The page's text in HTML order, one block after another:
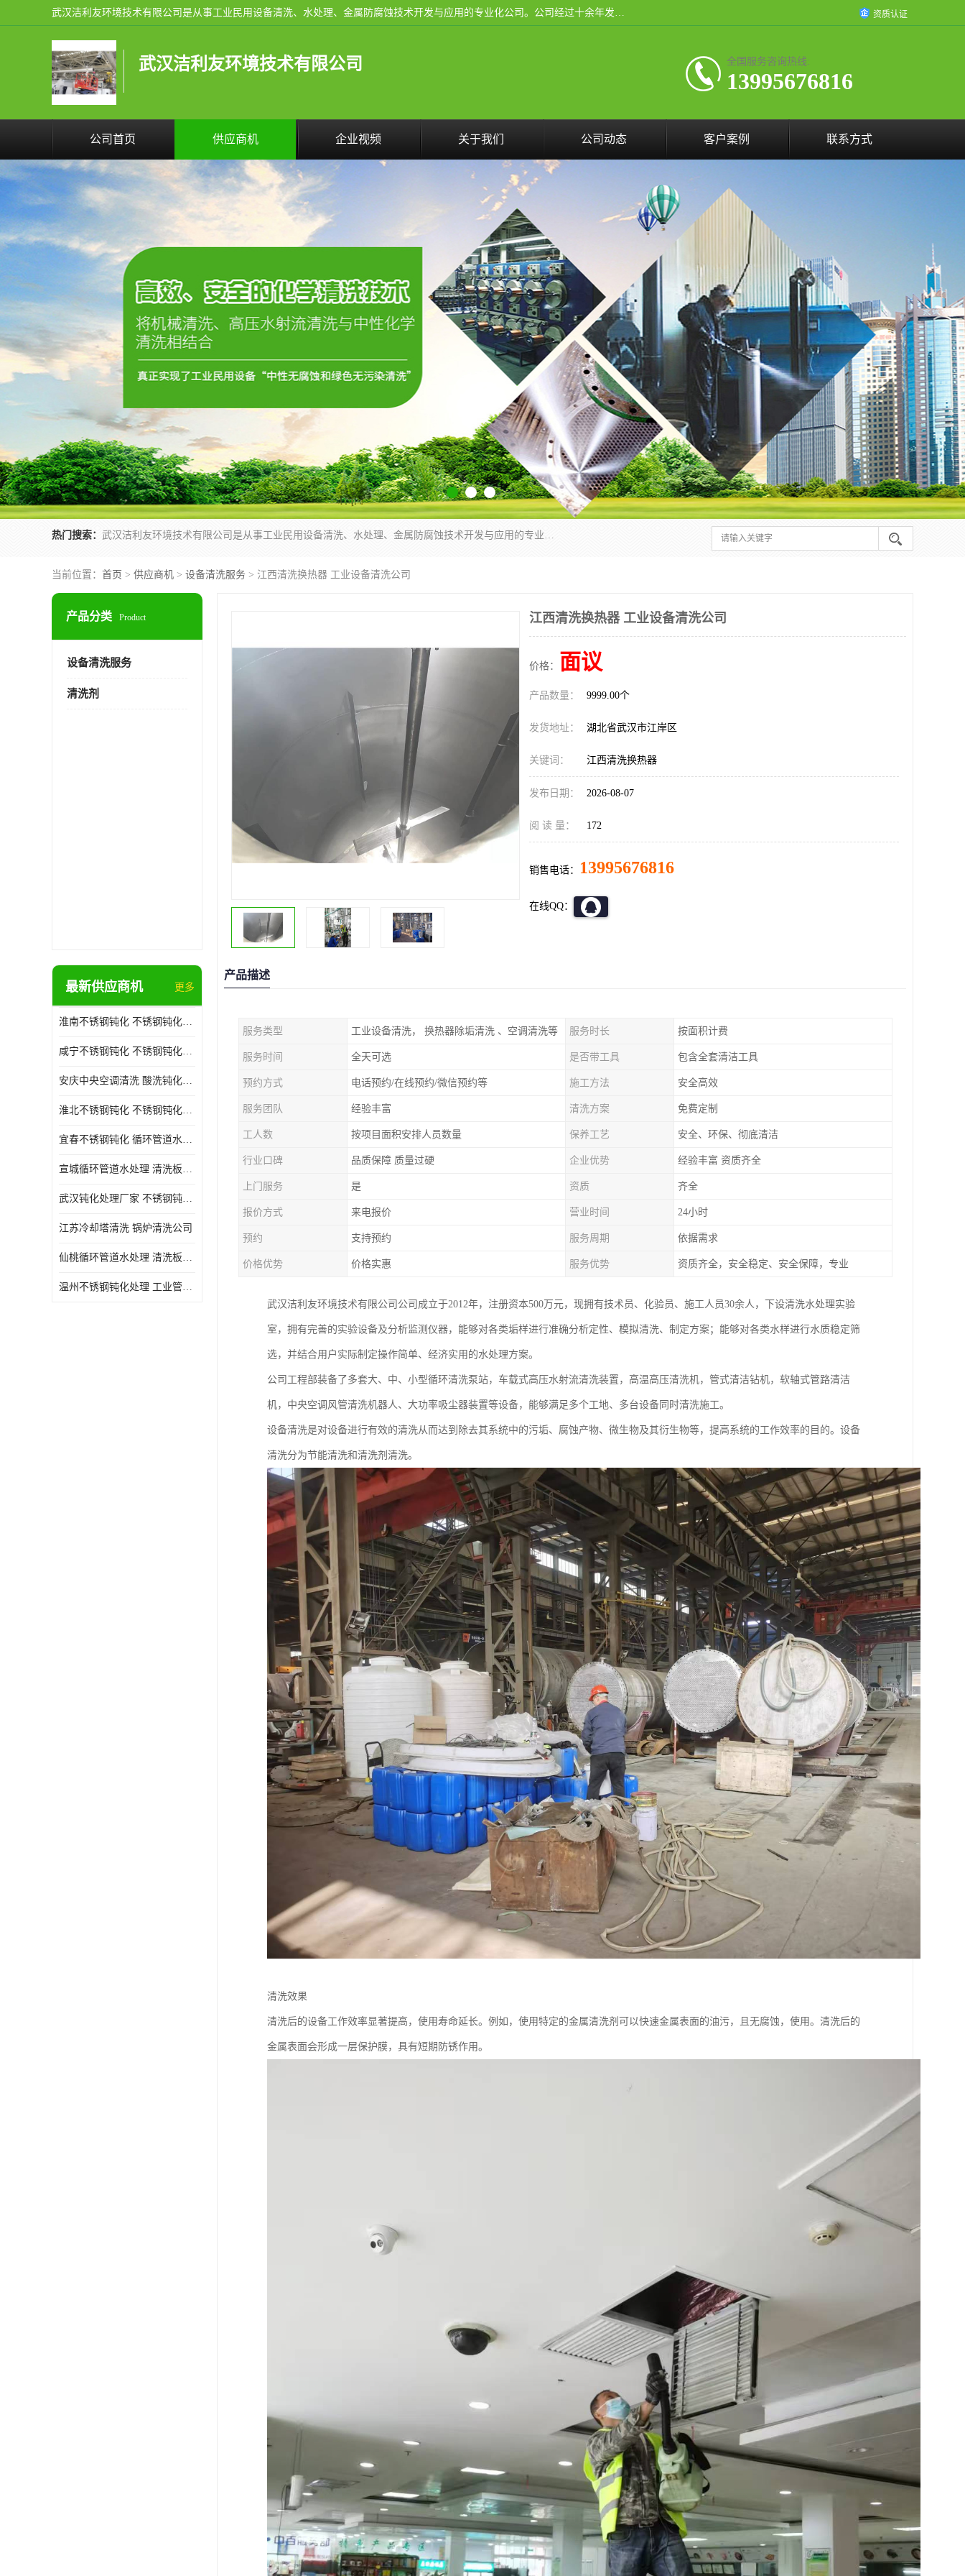
武汉洁利友环境技术有限公司是从事工业民用设备清洗、水处理、金属防腐蚀技术开发与应用的专业化公司。公司经过十余年发展积累了丰富的清洗经验，服务过的客户达到500余家，清洗的各类工业设备共计3000余台。 资质认证
武汉洁利友环境技术有限公司 全国服务咨询热线:
13995676816
公司首页 供应商机 企业视频 关于我们 公司动态 客户案例 联系方式
热门搜索： 武汉洁利友环境技术有限公司是从事工业民用设备清洗、水处理、金属防腐蚀技术开发与应用的专业化公司。公司经过十余年发展积累了丰富的清洗经验，服务过的客户达到500余家，清洗的各类工业设备共计3000余台。
当前位置： 首页 > 供应商机 > 设备清洗服务 > 江西清洗换热器 工业设备清洗公司
产品分类 Product
设备清洗服务
清洗剂
最新供应商机 更多
淮南不锈钢钝化 不锈钢钝化公司
咸宁不锈钢钝化 不锈钢钝化处理公司
安庆中央空调清洗 酸洗钝化公司
淮北不锈钢钝化 不锈钢钝化公司
宜春不锈钢钝化 循环管道水处理公司
宣城循环管道水处理 清洗板式换热器公司
武汉钝化处理厂家 不锈钢钝化公司
江苏冷却塔清洗 锅炉清洗公司
仙桃循环管道水处理 清洗板式换热器公司 服务好
温州不锈钢钝化处理 工业管道清洗公司 20年行业经验
江西清洗换热器 工业设备清洗公司
价格： 面议
产品数量： 9999.00个
发货地址： 湖北省武汉市江岸区
关键词： 江西清洗换热器
发布日期： 2026-08-07
阅 读 量： 172
销售电话： 13995676816
在线QQ：
产品描述
服务类型 工业设备清洗， 换热器除垢清洗 、空调清洗等 服务时长 按面积计费
服务时间 全天可选 是否带工具 包含全套清洁工具
预约方式 电话预约/在线预约/微信预约等 施工方法 安全高效
服务团队 经验丰富 清洗方案 免费定制
工人数 按项目面积安排人员数量 保养工艺 安全、环保、彻底清洁
行业口碑 品质保障 质量过硬 企业优势 经验丰富 资质齐全
上门服务 是 资质 齐全
报价方式 来电报价 营业时间 24小时
预约 支持预约 服务周期 依据需求
价格优势 价格实惠 服务优势 资质齐全，安全稳定、安全保障，专业
武汉洁利友环境技术有限公司公司成立于2012年，注册资本500万元，现拥有技术员、化验员、施工人员30余人，下设清洗水处理实验
室，拥有完善的实验设备及分析监测仪器，能够对各类垢样进行准确分析定性、模拟清洗、制定方案；能够对各类水样进行水质稳定筛
选，并结合用户实际制定操作简单、经济实用的水处理方案。
公司工程部装备了多套大、中、小型循环清洗泵站，车载式高压水射流清洗装置，高温高压清洗机，管式清洁钻机，软轴式管路清洁
机，中央空调风管清洗机器人、大功率吸尘器装置等设备，能够满足多个工地、多台设备同时清洗施工。
设备清洗是对设备进行有效的清洗从而达到除去其系统中的污垢、腐蚀产物、微生物及其衍生物等，提高系统的工作效率的目的。设备
清洗分为节能清洗和清洗剂清洗。
清洗效果
清洗后的设备工作效率显著提高，使用寿命延长。例如，使用特定的金属清洗剂可以快速金属表面的油污，且无腐蚀，使用。清洗后的
金属表面会形成一层保护膜，具有短期防锈作用。